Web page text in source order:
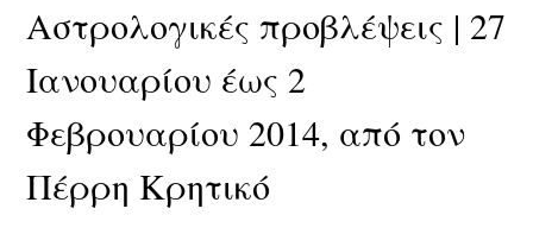
Αστρολογικές προβλέψεις | 27
Ιανουαρίου έως 2
Φεβρουαρίου 2014, από τον
Πέρρη Κρητικό